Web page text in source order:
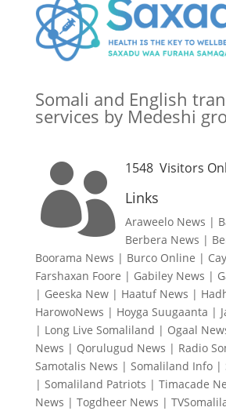
Somali and English
services by Medeshi
 1548Visitors
Links
Araweelo News |
Berbera News |
Boorama News | Burco Online |
Farshaxan Foore | Gabiley News |
| Geeska New| Haatuf News |
HarowoNews | Hoyga Suugaanta |
| Long Live Somaliland | Ogaal
News | Qorulugud News | Radio
Samotalis News | Somaliland Info|
| Somaliland Patriots | Timacade
News | Togdheer News |